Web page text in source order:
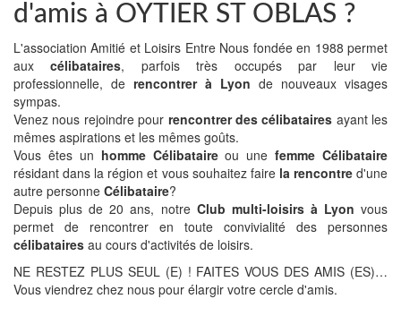
d'amis à OYTIER ST OBLAS ?
L'association Amitié et Loisirs Entre Nous fondée en 1988 permet
auxcélibataires, parfois très occupés par leur vie
professionnelle, de rencontrer à Lyon de nouveaux visages
sympas.
Venez nous rejoindre pour rencontrer des célibataires ayant les
mêmes aspirations et les mêmes goûts.
Vous êtes un homme Célibataireou unefemme Célibataire
résidant dans la région et vous souhaitez faire la rencontred'une
autre personne Célibataire?
Depuis plus de 20 ans, notre Club multi-loisirs à Lyon vous
permet de rencontrer en toute convivialité des personnes
célibataires au cours d'activités de loisirs.
NE RESTEZ PLUS SEUL (E) ! FAITES VOUS DES AMIS (ES)…
Vous viendrez chez nous pour élargir votre cercle d'amis.